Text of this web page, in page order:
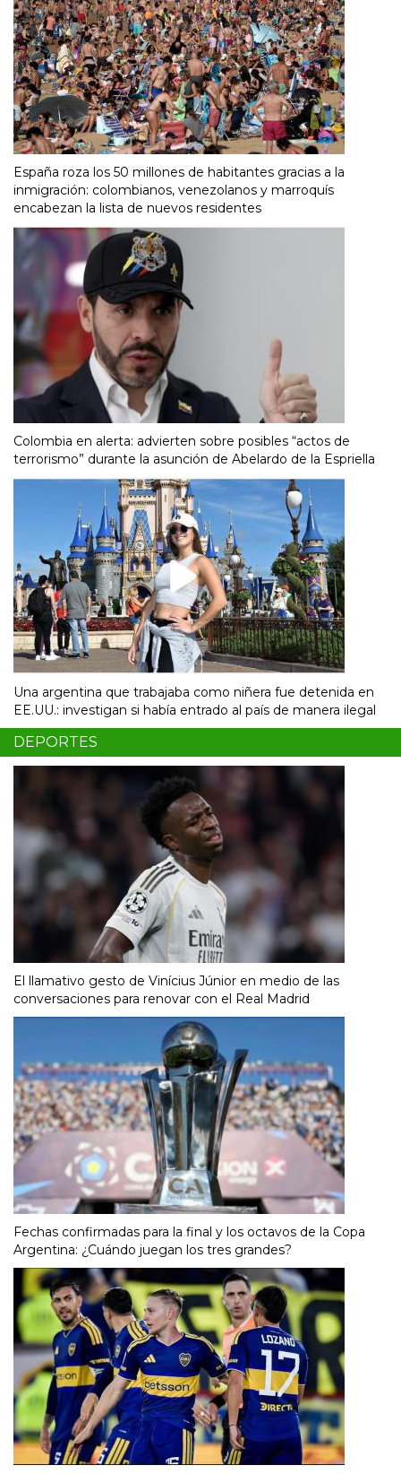
España roza los 50 millones de habitantes gracias a la
inmigración: colombianos, venezolanos y marroquís
encabezan la lista de nuevos residentes
Colombia en alerta: advierten sobre posibles “actos de
terrorismo” durante la asunción de Abelardo de la Espriella
Una argentina que trabajaba como niñera fue detenida en
EE.UU.: investigan si había entrado al país de manera ilegal
DEPORTES
El llamativo gesto de Vinícius Júnior en medio de las
conversaciones para renovar con el Real Madrid
Fechas confirmadas para la final y los octavos de la Copa
Argentina: ¿Cuándo juegan los tres grandes?